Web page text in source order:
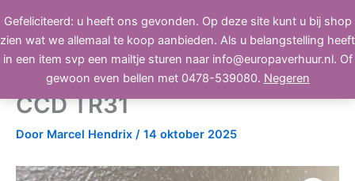
Gefeliciteerd: u heeft ons gevonden. Op deze site kunt u bij shop
zien wat we allemaal te koop aanbieden. Als u belangstelling heeft
in een item svp een mailtje sturen naar info@europaverhuur.nl. Of
gewoon even bellen met 0478-539080. Negeren
naar
de
inhoud
BEELD, GELUID, LICHT
Sony viewfinder hoort bij
CCD TR31
Door Marcel Hendrix / 14 oktober 2025